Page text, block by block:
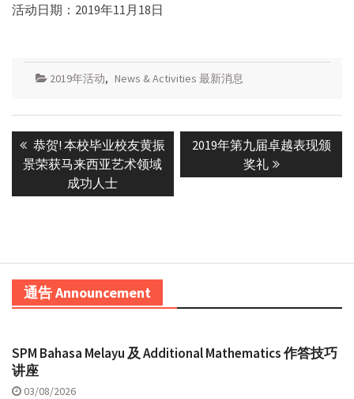
活动日期：2019年11月18日
2019年活动, News & Activities 最新消息
navigation
Previous
post:
恭贺! 本校毕业校友黄振
景荣获马来西亚艺术领域
成功人士
Next
2019年第九届卓越表现颁
奖礼
通告 Announcement
SPM Bahasa Melayu 及 Additional Mathematics 作答技巧
讲座
03/08/2026